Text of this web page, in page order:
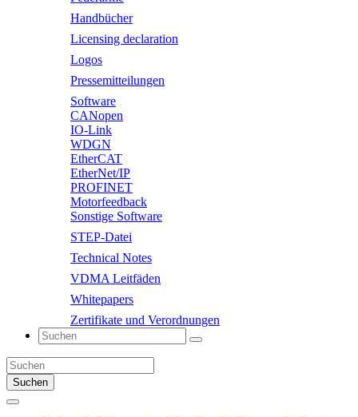
Handbücher
Licensing declaration
Logos
Pressemitteilungen
Software
CANopen
IO-Link
WDGN
EtherCAT
EtherNet/IP
PROFINET
Motorfeedback
Sonstige Software
STEP-Datei
Technical Notes
VDMA Leitfäden
Whitepapers
Zertifikate und Verordnungen
Suchen